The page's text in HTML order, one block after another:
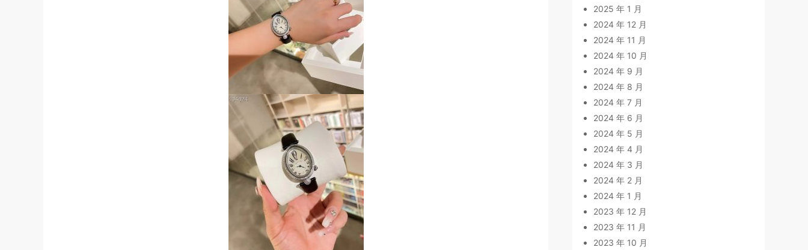
2025 年 1 月
2024 年 12 月
2024 年 11 月
2024 年 10 月
2024 年 9 月
2024 年 8 月
2024 年 7 月
2024 年 6 月
2024 年 5 月
2024 年 4 月
2024 年 3 月
2024 年 2 月
2024 年 1 月
2023 年 12 月
2023 年 11 月
2023 年 10 月